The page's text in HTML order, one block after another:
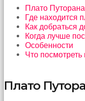
konsantre
olamıyordum
süreliğine
Плато
Где находится
Как добраться
Когда лучше
Особенности
Что посмотреть
Плато